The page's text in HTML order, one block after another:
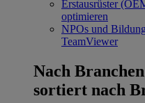
Erstausrüster
optimieren
NPOs und
TeamViewer
Nach Branchen
sortiert nach